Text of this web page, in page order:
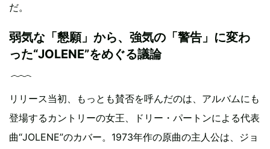
だ。
弱気な「懇願」から、強気の「警告」に変わ
った“JOLENE”をめぐる議論
リリース当初、もっとも賛否を呼んだのは、アルバムにも
登場するカントリーの女王、ドリー・パートンによる代表
曲“JOLENE”のカバー。1973年作の原曲の主人公は、ジョ